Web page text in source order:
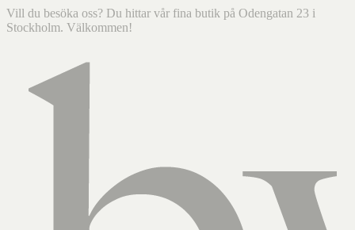
Vill du besöka oss? Du hittar vår fina butik på Odengatan 23 i
Stockholm. Välkommen!